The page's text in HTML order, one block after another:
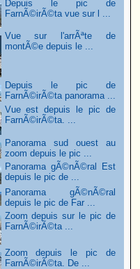
Depuis le pic de
FarnÃ©irÃ©ta vue sur l ...
Vue sur l'arrÃªte de
montÃ©e depuis le ...
Depuis le pic de
FarnÃ©irÃ©ta panorama ...
Vue est depuis le pic de
FarnÃ©irÃ©ta. ...
Panorama sud ouest au
zoom depuis le pic ...
Panorama gÃ©nÃ©ral Est
depuis le pic de ...
Panorama gÃ©nÃ©ral
depuis le pic de Far ...
Zoom depuis sur le pic de
FarnÃ©irÃ©ta ...
Zoom depuis le pic de
FarnÃ©irÃ©ta. De ...